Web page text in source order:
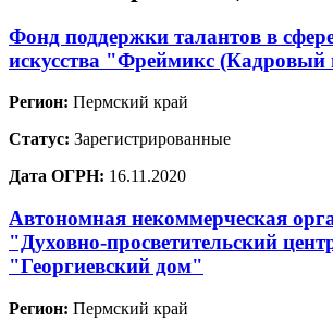
Фонд поддержки талантов в
искусства "Фреймикс (Кадровый
Регион: Пермский край
Статус: Зарегистрированные
Дата ОГРН: 16.11.2020
Автономная некоммерческая
"Духовно-просветительский
"Георгиевский дом"
Регион: Пермский край